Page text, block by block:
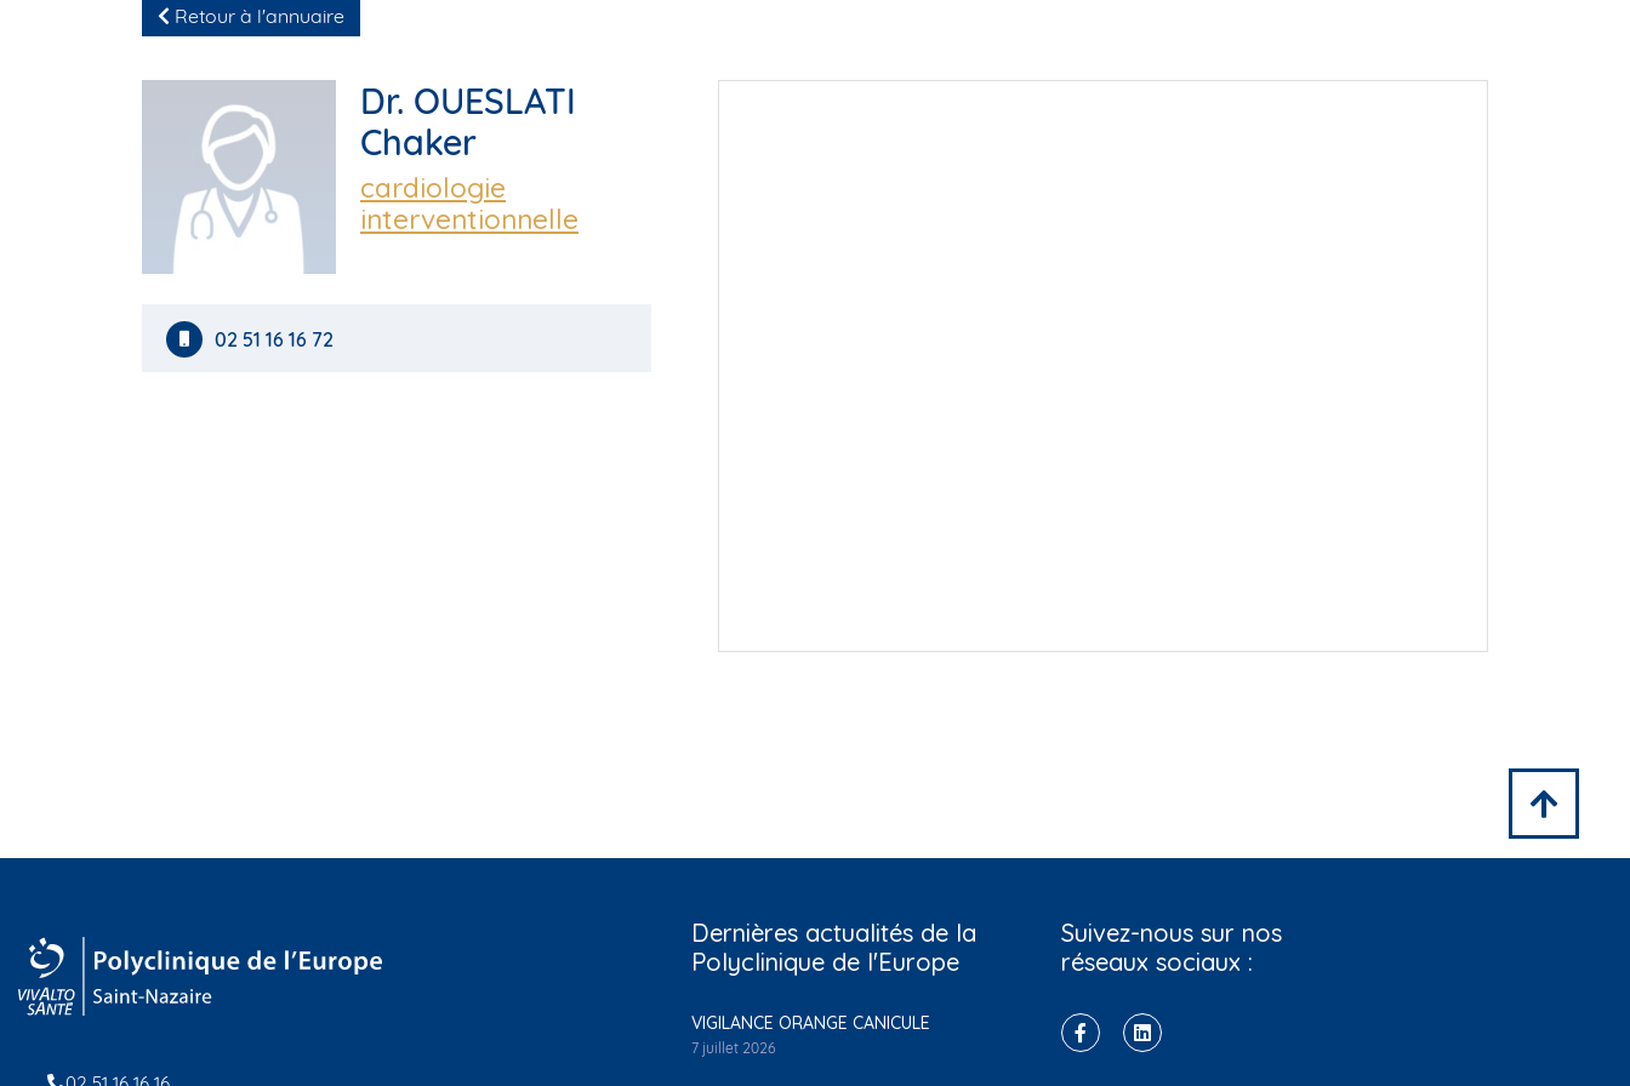
Retour à l'annuaire
Dr. OUESLATI
Chaker
cardiologie
interventionnelle
02 51 16 16 72
Dernières actualités de la
Polyclinique de l'Europe
VIGILANCE ORANGE CANICULE
7 juillet 2026
Suivez-nous sur nos
réseaux sociaux :